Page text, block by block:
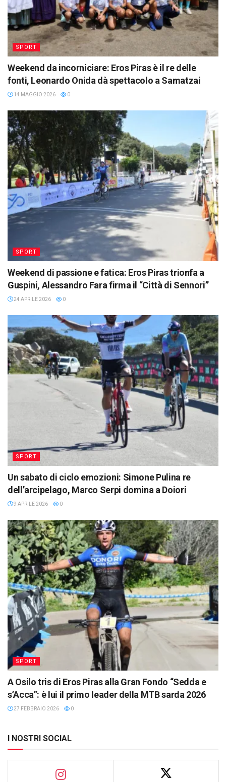
SPORT
Weekend da incorniciare: Eros Piras è il re delle
fonti, Leonardo Onida dà spettacolo a Samatzai
14 MAGGIO 2026 0
SPORT
Weekend di passione e fatica: Eros Piras trionfa a
Guspini, Alessandro Fara firma il “Città di Sennori”
24 APRILE 2026 0
SPORT
Un sabato di ciclo emozioni: Simone Pulina re
dell’arcipelago, Marco Serpi domina a Doiori
9 APRILE 2026 0
SPORT
A Osilo tris di Eros Piras alla Gran Fondo “Sedda e
s’Acca”: è lui il primo leader della MTB sarda 2026
27 FEBBRAIO 2026 0
I NOSTRI SOCIAL